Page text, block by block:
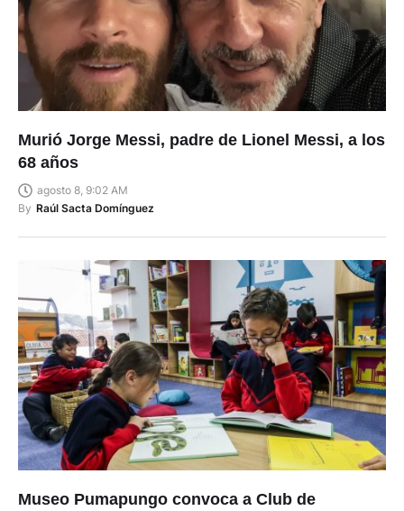
Murió Jorge Messi, padre de Lionel Messi, a los
68 años
agosto 8, 9:02 AM
By Raúl Sacta Domínguez
Museo Pumapungo convoca a Club de